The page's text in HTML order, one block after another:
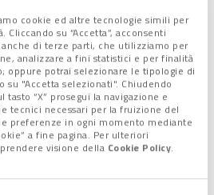
cookie ed altre tecnologie simili per
su “Accetta”, acconsenti
di terze parti, che utilizziamo per
analizzare a fini statistici e per finalità
oppure potrai selezionare le tipologie di
su "Accetta selezionati". Chiudendo
“X” prosegui la navigazione e
tecnici necessari per la fruizione del
preferenze in ogni momento mediante
a fine pagina. Per ulteriori
visione della Cookie Policy.